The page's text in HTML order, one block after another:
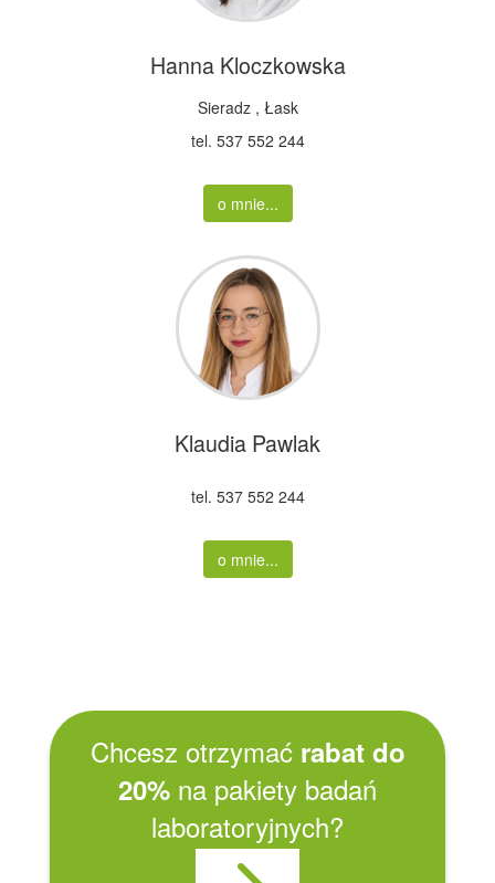
Hanna Kloczkowska
Sieradz, Łask
tel. 537 552 244
o mnie...
Klaudia Pawlak
tel. 537 552 244
o mnie...
Chcesz otrzymać rabat do
20% na pakiety badań
laboratoryjnych?